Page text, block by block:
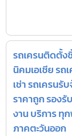
รถเครนติดตั้ง
นิคมเอเชีย รถ
เช่า รถเครนรั
ราคาถูก รองรั
งาน บริการ ทุ
ภาคตะวันออก